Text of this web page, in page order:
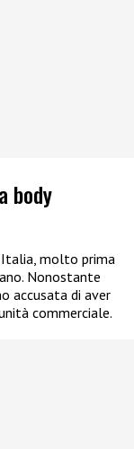
body
molto prima
Nonostante
accusata di aver
commerciale.